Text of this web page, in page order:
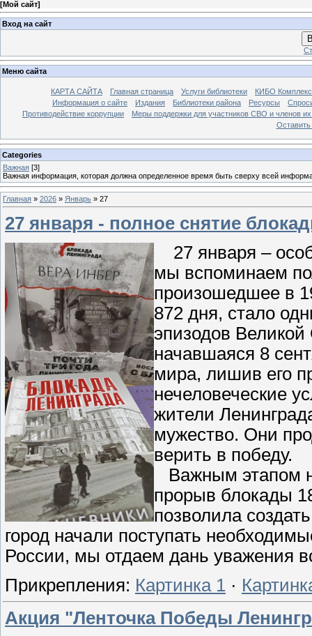
[Мой сайт]
Вход на сайт
Меню сайта
КАРТА САЙТА Главная страница Услуги библиотеки
КИБО
Информация о сайте
Издания Библиотеки района Ресурсы
Противодействие коррупции
Меры поддержки для участников СВО и членов
Оставить
Categories
Важная [3]
Важная информация, которая должна определенное время быть сверху всей
Главная » 2026 » Январь » 27
27 января - полное снятие
27 января –
мы вспоминаем
произошедшее в
872 дня, стало
эпизодов
начавшаяся 8
мира, лишив его
нечеловеческие
жители
мужество. Они
верить в победу.
Важным этапом
прорыв блокады
позволила
город начали поступать
России, мы отдаем дань уважения
Прикрепления: Картинка 1 ·
Акция "Ленточка Победы